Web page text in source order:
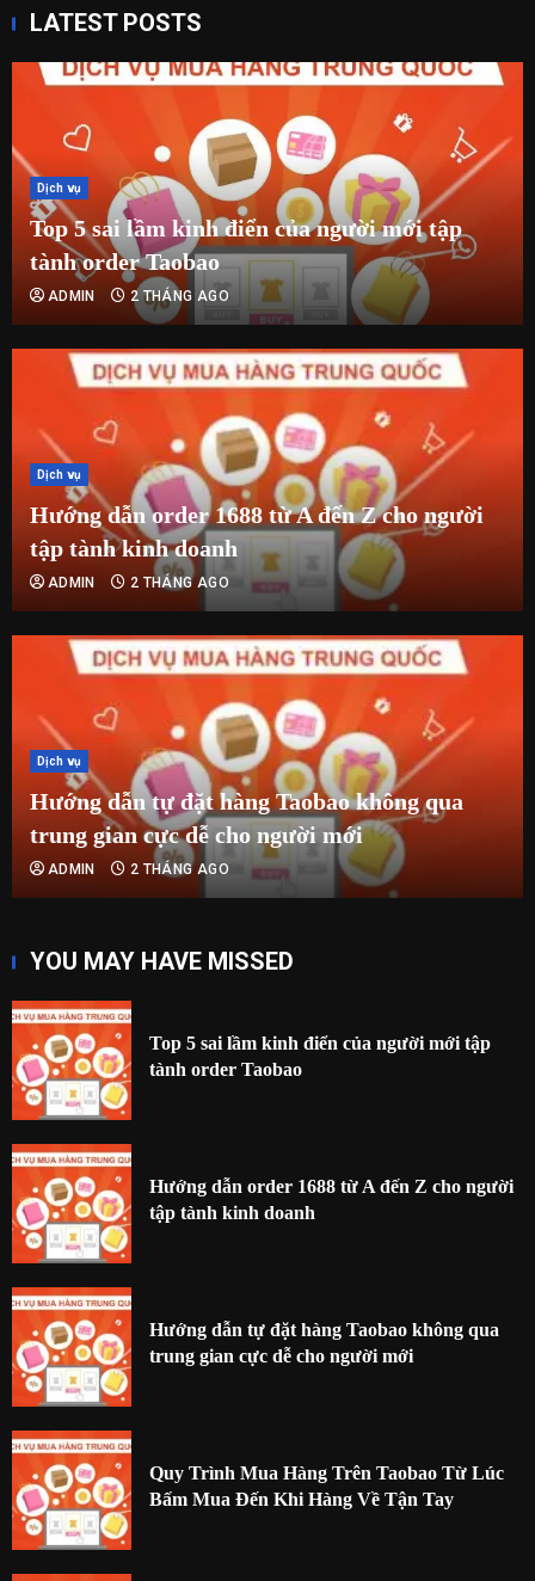
LATEST POSTS
Dịch vụ
Top 5 sai lầm kinh điển của người mới tập
tành order Taobao
ADMIN 2 THÁNG AGO
Dịch vụ
Hướng dẫn order 1688 từ A đến Z cho người
tập tành kinh doanh
ADMIN 2 THÁNG AGO
Dịch vụ
Hướng dẫn tự đặt hàng Taobao không qua
trung gian cực dễ cho người mới
ADMIN 2 THÁNG AGO
YOU MAY HAVE MISSED
Top 5 sai lầm kinh điển của người mới tập
tành order Taobao
Hướng dẫn order 1688 từ A đến Z cho người
tập tành kinh doanh
Hướng dẫn tự đặt hàng Taobao không qua
trung gian cực dễ cho người mới
Quy Trình Mua Hàng Trên Taobao Từ Lúc
Bấm Mua Đến Khi Hàng Về Tận Tay